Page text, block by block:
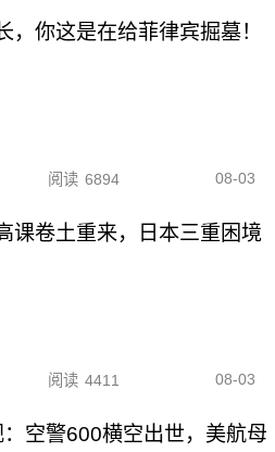
，你这是在给菲律宾掘墓！
阅读 6894 08-03
课卷土重来，日本三重困境
阅读 4411 08-03
：空警600横空出世，美航母